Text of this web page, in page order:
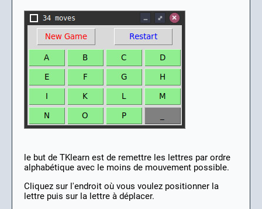
le but de TKlearn est de remettre les lettres par ordre
alphabétique avec le moins de mouvement possible.
Cliquez sur l'endroit où vous voulez positionner la
lettre puis sur la lettre à déplacer.